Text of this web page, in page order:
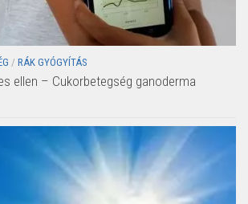
/ RÁK GYÓGYÍTÁS
ellen – Cukorbetegség ganoderma